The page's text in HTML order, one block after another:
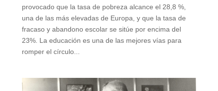
provocado que la tasa de pobreza alcance el 28,8 %,
una de las más elevadas de Europa, y que la tasa de
fracaso y abandono escolar se sitúe por encima del
23%. La educación es una de las mejores vías para
romper el círculo...